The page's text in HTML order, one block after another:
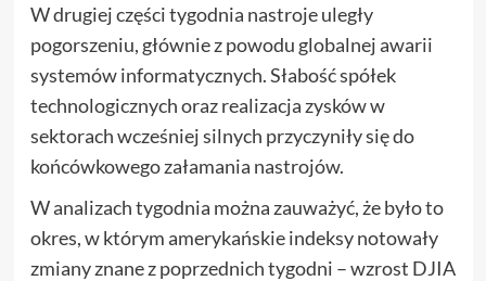
W drugiej części tygodnia nastroje uległy
pogorszeniu, głównie z powodu globalnej awarii
systemów informatycznych. Słabość spółek
technologicznych oraz realizacja zysków w
sektorach wcześniej silnych przyczyniły się do
końcówkowego załamania nastrojów.
W analizach tygodnia można zauważyć, że było to
okres, w którym amerykańskie indeksy notowały
zmiany znane z poprzednich tygodni – wzrost DJIA